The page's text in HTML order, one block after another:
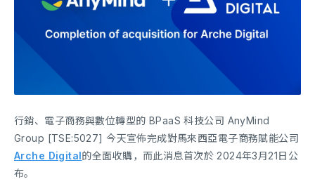
行銷、電子商務與數位轉型的 BPaaS 科技公司 AnyMind
Group [TSE:5027] 今天宣佈完成對馬來西亞電子商務賦能公司
Arche Digital的全面收購，而此消息首次於 2024年3月21日公
布。